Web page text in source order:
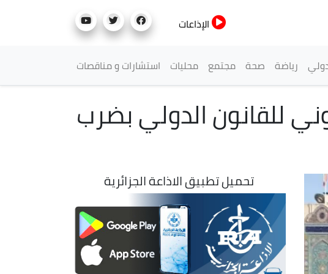
الإذاعات
رياضة صحة مجتمع محليات استشارات و مناقصات
للقانون الدولي بضرب
تحميل تطبيق الاذاعة الجزائرية